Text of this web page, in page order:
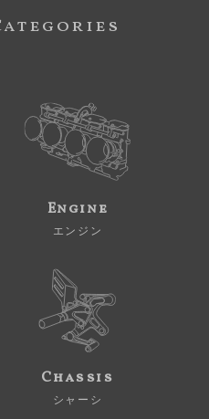
Engine
エンジン
Chassis
シャーシ